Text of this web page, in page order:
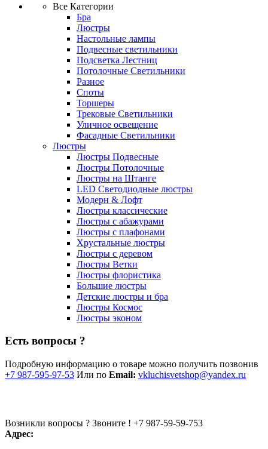
Все Категории
Бра
Люстры
Настольные лампы
Подвесные светильники
Подсветка Лестниц
Потолочные Светильники
Разное
Споты
Торшеры
Трековые Светильники
Уличное освещение
Фасадные Светильники
Люстры
Люстры Подвесные
Люстры Потолочные
Люстры на Штанге
LED Светодиодные люстры
Модерн & Лофт
Люстры классические
Люстры с абажурами
Люстры с плафонами
Хрустальные люстры
Люстры с деревом
Люстры Ветки
Люстры флористика
Большие люстры
Детские люстры и бра
Люстры Космос
Люстры эконом
Есть вопросы ?
Подробную информацию о товаре можно получить позвонив
+7 987-595-97-53 Или по Email: vkluchisvetshop@yandex.ru
Возникли вопросы ? Звоните ! +7 987-59-59-753
Адрес: